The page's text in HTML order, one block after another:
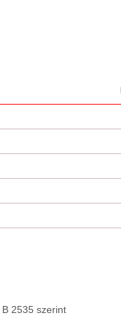
2535 szerint